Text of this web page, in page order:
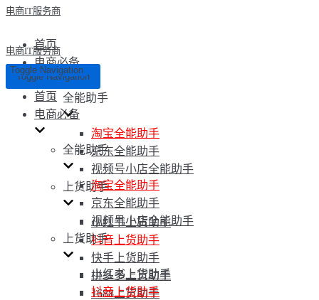
电商IT服务商
首页
电商必备
全能助手
淘宝全能助手
京东全能助手
视频号小店全能助手
上货助手
小红书上货助手
抖音上货助手
快手上货助手
拼多多上货助手
1688上货助手
电商IT服务商
Toggle Navigation
Toggle Navigation
首页
电商必备
全能助手
淘宝全能助手
京东全能助手
视频号小店全能助手
上货助手
小红书上货助手
抖音上货助手